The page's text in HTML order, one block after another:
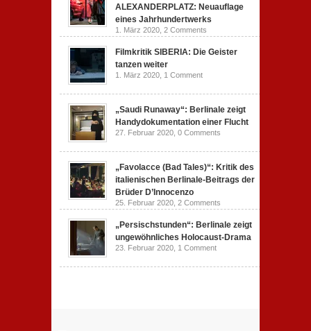
ALEXANDERPLATZ: Neuauflage
eines Jahrhundertwerks
1. März 2020, 2 Comments
Filmkritik SIBERIA: Die Geister
tanzen weiter
1. März 2020, 1 Comment
„Saudi Runaway“: Berlinale zeigt
Handydokumentation einer Flucht
27. Februar 2020, 0 Comments
„Favolacce (Bad Tales)“: Kritik des
italienischen Berlinale-Beitrags der
Brüder D’Innocenzo
25. Februar 2020, 2 Comments
„Persischstunden“: Berlinale zeigt
ungewöhnliches Holocaust-Drama
23. Februar 2020, 1 Comment